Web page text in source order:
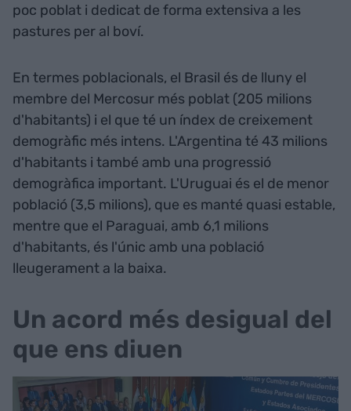
poc poblat i dedicat de forma extensiva a les
pastures per al boví.
En termes poblacionals, el Brasil és de lluny el
membre del Mercosur més poblat (205 milions
d'habitants) i el que té un índex de creixement
demogràfic més intens. L'Argentina té 43 milions
d'habitants i també amb una progressió
demogràfica important. L'Uruguai és el de menor
població (3,5 milions), que es manté quasi estable,
mentre que el Paraguai, amb 6,1 milions
d'habitants, és l'únic amb una població
lleugerament a la baixa.
Un acord més desigual del
que ens diuen